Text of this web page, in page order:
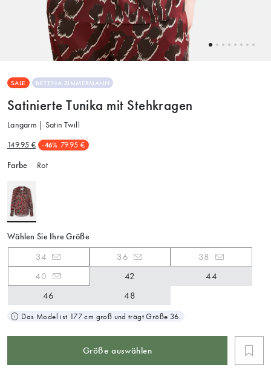
SALE BETTINA ZIMMERMANN
Satinierte Tunika mit Stehkragen
Langarm | Satin Twill
149.95 € -46% 79.95 €
Farbe Rot
Wählen Sie Ihre Größe
34 36
38
40
42
44
46
48
Das Model ist 177 cm groß und trägt Größe 36.
Größe auswählen